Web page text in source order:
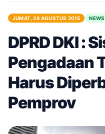
JUMAT, 28 AGUSTUS 2015 NEWS
DPRD DKI :
Pengadaan
Harus
Pemprov